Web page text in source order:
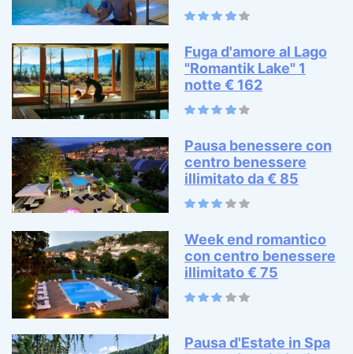
Fuga d'amore al Lago
"Romantik Lake" 1
notte € 162
Pausa benessere con
centro benessere
illimitato da € 85
Week end romantico
con centro benessere
illimitato € 75
Pausa d'Estate in Spa